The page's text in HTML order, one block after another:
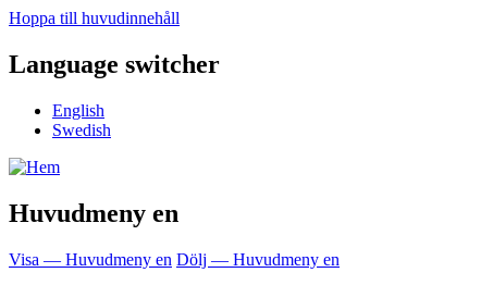
Hoppa till huvudinnehåll
Language switcher
English
Swedish
Huvudmeny en
Visa — Huvudmeny en Dölj — Huvudmeny en